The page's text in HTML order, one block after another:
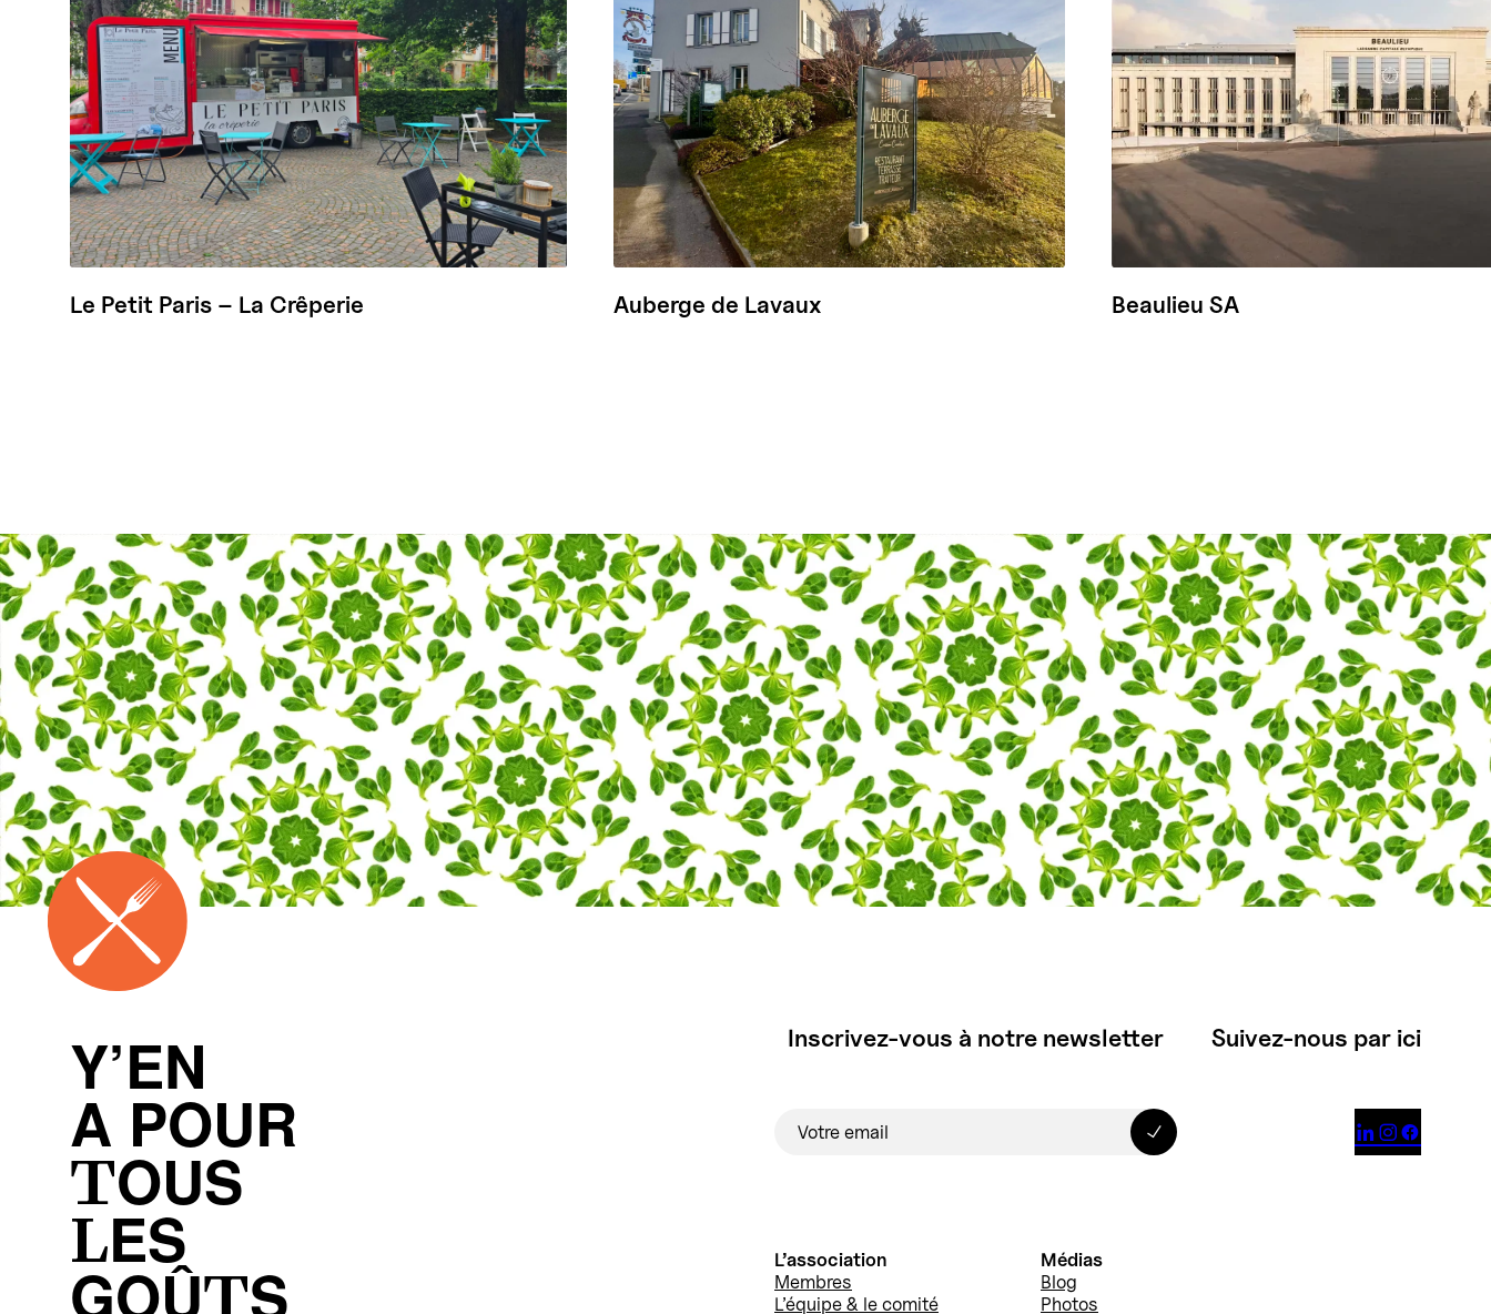
Le Petit Paris – La Crêperie Auberge de Lavaux Beaulieu SA
Y’EN
A POUR
TOUS
LES
Inscrivez-vous à notre newsletter
L’association
Membres
L’équipe & le comité
Médias
Blog
Photos
Suivez-nous par ici
  